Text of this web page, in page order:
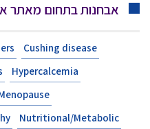
אבחנות בתחום מאתר
Cushing disease
Hypercalcemia
Nutritional/Metabolic